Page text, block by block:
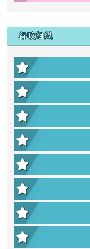
行政組織